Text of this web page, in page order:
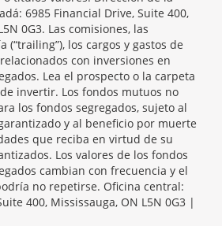
6985 Financial Drive, Suite 400,
0G3. Las comisiones, las
(“trailing”), los cargos y gastos de
con inversiones en
Lea el prospecto o la carpeta
invertir. Los fondos mutuos no
los fondos segregados, sujeto al
y al beneficio por muerte
que reciba en virtud de su
Los valores de los fondos
cambian con frecuencia y el
no repetirse. Oficina central:
400, Mississauga, ON L5N 0G3 |